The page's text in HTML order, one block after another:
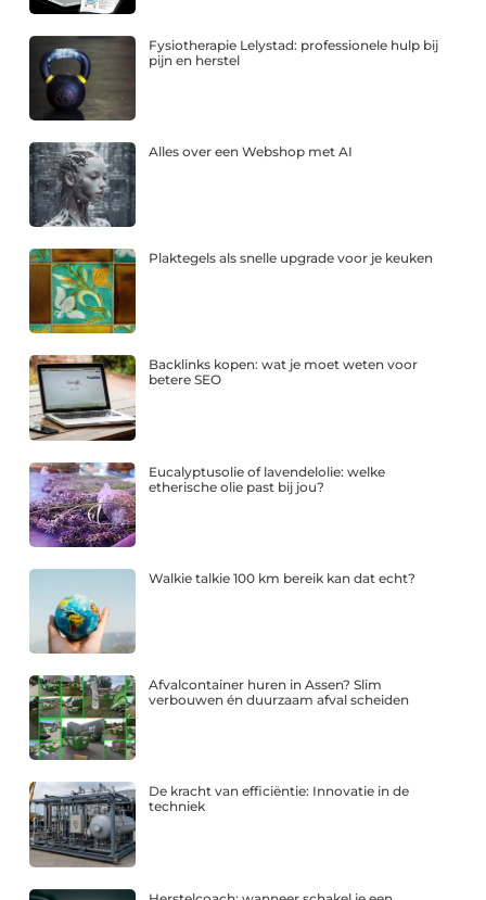
Fysiotherapie Lelystad: professionele hulp bij
pijn en herstel
Alles over een Webshop met AI
Plaktegels als snelle upgrade voor je keuken
Backlinks kopen: wat je moet weten voor
betere SEO
Eucalyptusolie of lavendelolie: welke
etherische olie past bij jou?
Walkie talkie 100 km bereik kan dat echt?
Afvalcontainer huren in Assen? Slim
verbouwen én duurzaam afval scheiden
De kracht van efficiëntie: Innovatie in de
techniek